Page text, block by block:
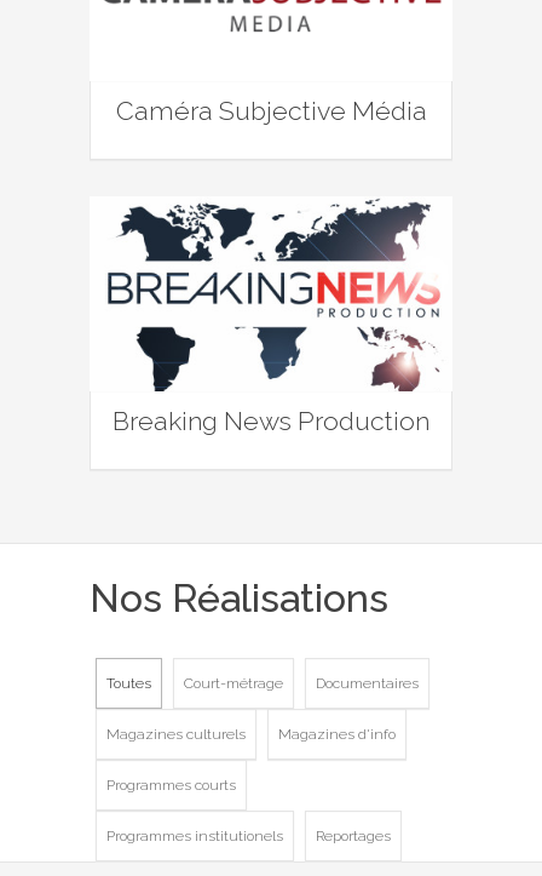
Caméra Subjective Média
Breaking News Production
Nos Réalisations
Toutes Court-métrage Documentaires
Magazines culturels Magazines d'info
Programmes courts
Programmes institutionels Reportages